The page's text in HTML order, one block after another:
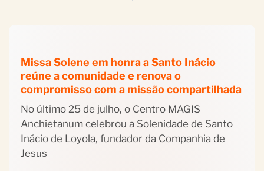
Missa Solene em honra a Santo Inácio
reúne a comunidade e renova o
compromisso com a missão compartilhada
No último 25 de julho, o Centro MAGIS
Anchietanum celebrou a Solenidade de Santo
Inácio de Loyola, fundador da Companhia de
Jesus